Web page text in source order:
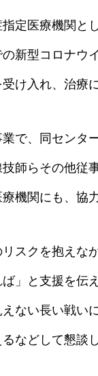
定医療機関と
新型コロナウ
け入れ、治療
で、同センタ
師らその他従
機関にも、協
スクを抱えな
」と支援を伝
ない長い戦い
などして懇談し